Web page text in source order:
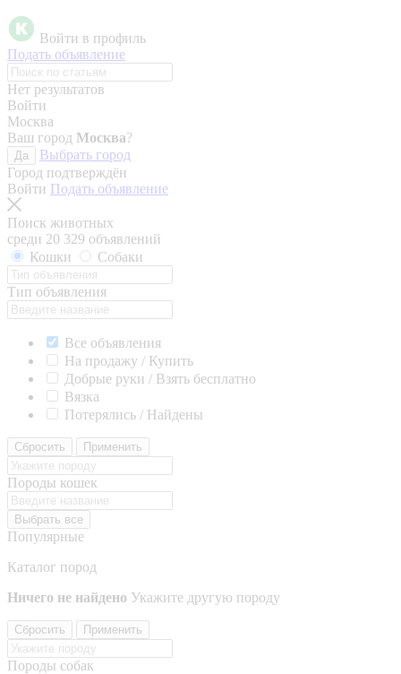
Войти в профиль
Подать объявление
Нет результатов
Войти
Москва
Ваш город Москва?
Да
Выбрать город
Город подтверждён
Войти Подать объявление
Поиск животных
среди 20 329 объявлений
Кошки
Собаки
Тип объявления
Все объявления
На продажу / Купить
Добрые руки / Взять бесплатно
Вязка
Потерялись / Найдены
Сбросить Применить
Породы кошек
Выбрать все
Популярные
Каталог пород
Ничего не найдено Укажите другую породу
Сбросить Применить
Породы собак